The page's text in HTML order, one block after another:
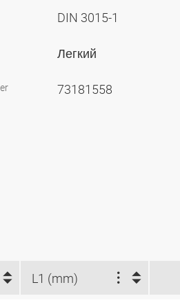
DIN 3015-1
Легкий
73181558
L1 (mm)